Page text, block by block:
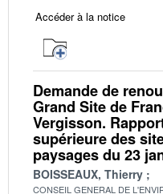
Accéder à la notice
Demande de
Grand Site de
Vergisson.
supérieure des
paysages du 23
BOISSEAUX, Thierry
CONSEIL GENERAL DE